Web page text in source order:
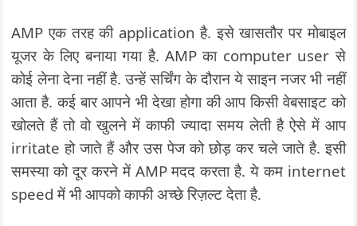
AMP एक तरह की application है. इसे खासतौर पर मोबाइल
यूजर के लिए बनाया गया है. AMP का computer user से
कोई लेना देना नहीं है. उन्हें सर्चिंग के दौरान ये साइन नजर भी नहीं
आता है. कई बार आपने भी देखा होगा की आप किसी वेबसाइट को
खोलते हैं तो वो खुलने में काफी ज्यादा समय लेती है ऐसे में आप
irritate हो जाते हैं और उस पेज को छोड़ कर चले जाते है. इसी
समस्या को दूर करने में AMP मदद करता है. ये कम internet
speed में भी आपको काफी अच्छे रिज़ल्ट देता है.